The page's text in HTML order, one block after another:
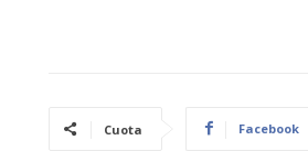
Cuota Facebook